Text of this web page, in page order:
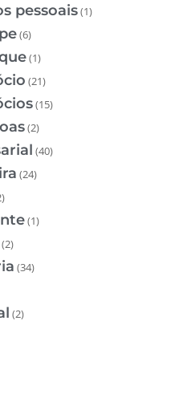
pessoais(1)
(6)
(1)
(21)
(15)
(2)
(40)
(24)
(1)
(2)
(34)
(2)